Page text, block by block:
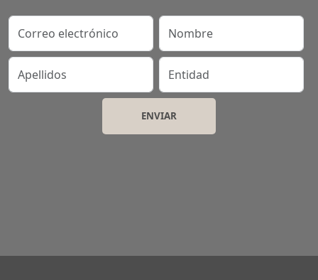
Correo electrónico Nombre
Apellidos Entidad